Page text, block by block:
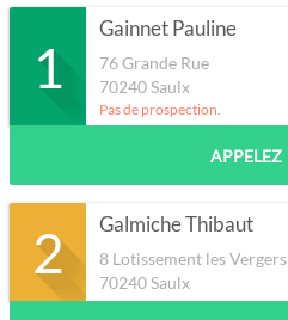
1
Gainnet Pauline
76 Grande Rue
70240Saulx
Pas de prospection.
APPELEZ
2 Galmiche Thibaut
8 Lotissement les Vergers
70240Saulx